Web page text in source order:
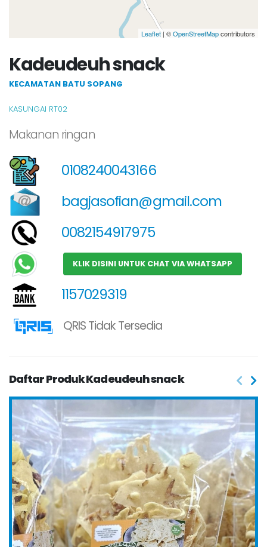
Kadeudeuh snack
KECAMATAN BATU SOPANG
KASUNGAI RT02
Makanan ringan
0108240043166
bagjasofian@gmail.com
0082154917975
KLIK DISINI UNTUK CHAT VIA WHATSAPP
1157029319
QRIS Tidak Tersedia
Leaflet | ©OpenStreetMapcontributors
Daftar Produk Kadeudeuh snack